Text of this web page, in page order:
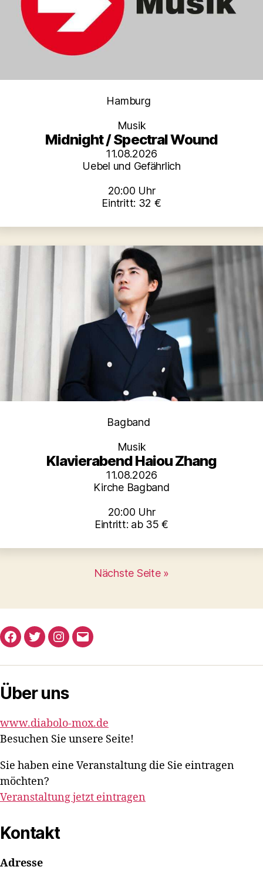
Kategorien
Hamburg
Musik
Midnight / Spectral Wound
11.08.2026
Uebel und Gefährlich
20:00 Uhr
Eintritt: 32 €
Kategorien
Bagband
Musik
Klavierabend Haiou Zhang
11.08.2026
Kirche Bagband
20:00 Uhr
Eintritt: ab 35 €
Nächste Seite »
Facebook
TwitterInstagram
E-
Über uns
www.diabolo-mox.de
Besuchen Sie unsere Seite!
Sie haben eine Veranstaltung die Sie eintragen
möchten?
Veranstaltung jetzt eintragen
Kontakt
Adresse